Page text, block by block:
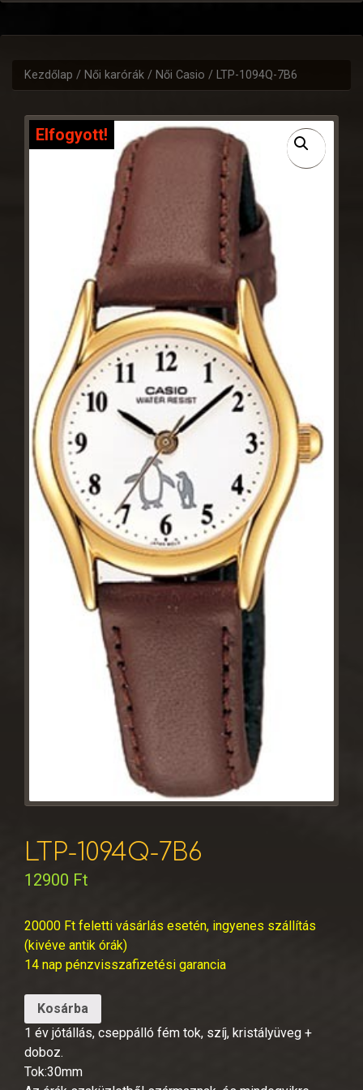
Kezdőlap / Női karórák / Női Casio / LTP-1094Q-7B6
Elfogyott!
LTP-1094Q-7B6
12900 Ft
20000 Ft feletti vásárlás esetén, ingyenes szállítás
(kivéve antik órák)
14 nap pénzvisszafizetési garancia
Kosárba
1 év jótállás, cseppálló fém tok, szíj, kristályüveg +
doboz.
Tok:30mm